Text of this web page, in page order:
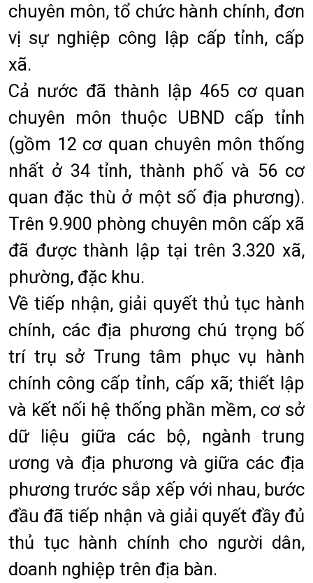
chuyên môn, tổ chức hành chính, đơn
vị sự nghiệp công lập cấp tỉnh, cấp
xã.
Cả nước đã thành lập 465 cơ quan
chuyên môn thuộc UBND cấp tỉnh
(gồm 12 cơ quan chuyên môn thống
nhất ở 34 tỉnh, thành phố và 56 cơ
quan đặc thù ở một số địa phương).
Trên 9.900 phòng chuyên môn cấp xã
đã được thành lập tại trên 3.320 xã,
phường, đặc khu.
Về tiếp nhận, giải quyết thủ tục hành
chính, các địa phương chú trọng bố
trí trụ sở Trung tâm phục vụ hành
chính công cấp tỉnh, cấp xã; thiết lập
và kết nối hệ thống phần mềm, cơ sở
dữ liệu giữa các bộ, ngành trung
ương và địa phương và giữa các địa
phương trước sắp xếp với nhau, bước
đầu đã tiếp nhận và giải quyết đầy đủ
thủ tục hành chính cho người dân,
doanh nghiệp trên địa bàn.